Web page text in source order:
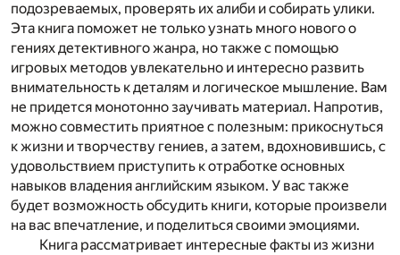
подозреваемых, проверять их алиби и собирать улики.
Эта книга поможет не только узнать много нового о
гениях детективного жанра, но также с помощью
игровых методов увлекательно и интересно развить
внимательность к деталям и логическое мышление. Вам
не придется монотонно заучивать материал. Напротив,
можно совместить приятное с полезным: прикоснуться
к жизни и творчеству гениев, а затем, вдохновившись, с
удовольствием приступить к отработке основных
навыков владения английским языком. У вас также
будет возможность обсудить книги, которые произвели
на вас впечатление, и поделиться своими эмоциями.
Книга рассматривает интересные факты из жизни